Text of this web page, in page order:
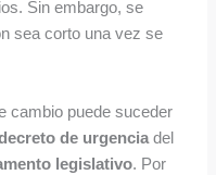
Sin embargo, se
sea corto una vez se
cambio puede suceder
de urgencia del
legislativo. Por